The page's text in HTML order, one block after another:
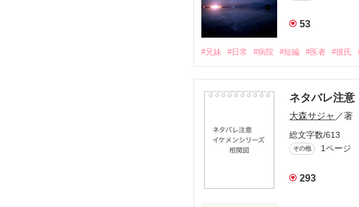
53
#兄妹 #日常 #病院 #短編 #医者 #彼氏
ネタバレ注
大森サジャ ／著
総文字数/613
その他 1ページ
293